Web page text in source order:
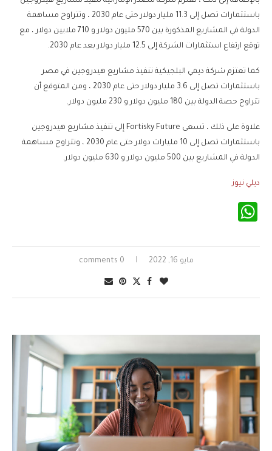
باستثمارات تصل إلى 11.3 مليار دولار حتى عام 2030 ، وتتراوح مساهمة
الدولة في المشاريع المذكورة بين 570 مليون دولار و 710 ملايين دولار ، مع
توقع ارتفاع استثمارات الشركة إلى 12.5 مليار دولار بعد عام 2030.
كما تعتزم شركة ديمي البلجيكية تنفيذ مشاريع هيدروجين في مصر
باستثمارات تصل إلى 3.6 مليار دولار حتى عام 2030 ، ومن المتوقع أن
تتراوح حصة الدولة بين 180 مليون دولار و 230 مليون دولار.
علاوة على ذلك ، تسعى Fortisky Future إلى تنفيذ مشاريع هيدروجين
باستثمارات تصل إلى 10 مليارات دولار حتى عام 2030 ، وتتراوح مساهمة
الدولة في المشاريع بين 500 مليون دولار و 630 مليون دولار.
ديلي نيوز
مايو 16, 2022 0 comments